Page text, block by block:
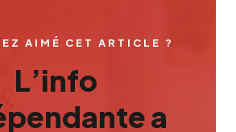
AIMÉ CET ARTICLE ?
L’info
a